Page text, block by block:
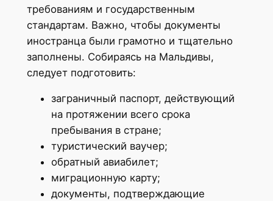
требованиям и государственным
стандартам. Важно, чтобы документы
иностранца были грамотно и тщательно
заполнены. Собираясь на Мальдивы,
следует подготовить:
заграничный паспорт, действующий
на протяжении всего срока
пребывания в стране;
туристический ваучер;
обратный авиабилет;
миграционную карту;
документы, подтверждающие